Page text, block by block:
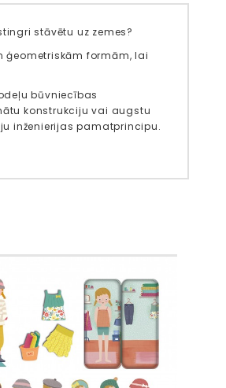
stāvētu uz zemes?
ģeometriskām formām, lai
būvniecības
konstrukciju vai augstu
inženierijas pamatprincipu.